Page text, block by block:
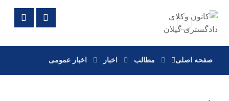
صفحه اصلی مطالب اخبار اخبار عمومی